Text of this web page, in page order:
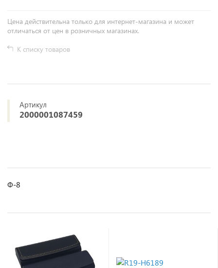
Цена действительна только для интернет-магазина и может
отличаться от цен в розничных магазинах.
К списку товаров
Артикул
2000001087459
Ф-8